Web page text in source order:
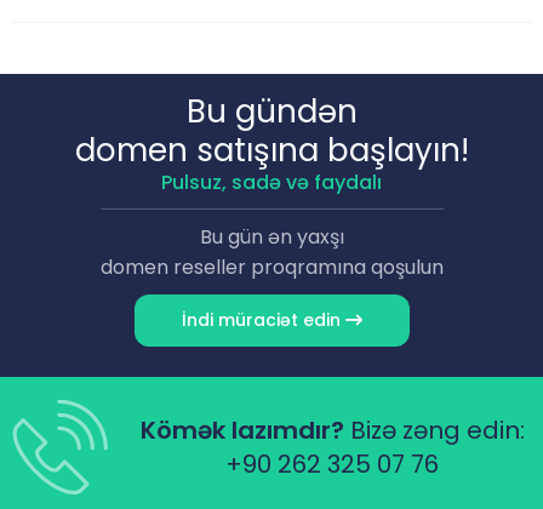
Bu gündən
domen satışına başlayın!
Pulsuz, sadə və faydalı
Bu gün ən yaxşı
domen reseller proqramına qoşulun
İndi müraciət edin
Kömək lazımdır? Bizə zəng edin:
+90 262 325 07 76